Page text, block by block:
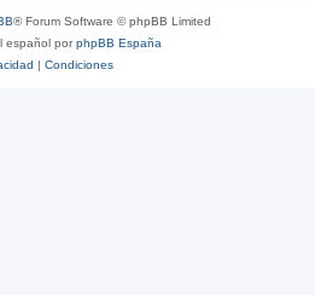
® Forum Software © phpBB Limited
español porphpBB España
| Condiciones